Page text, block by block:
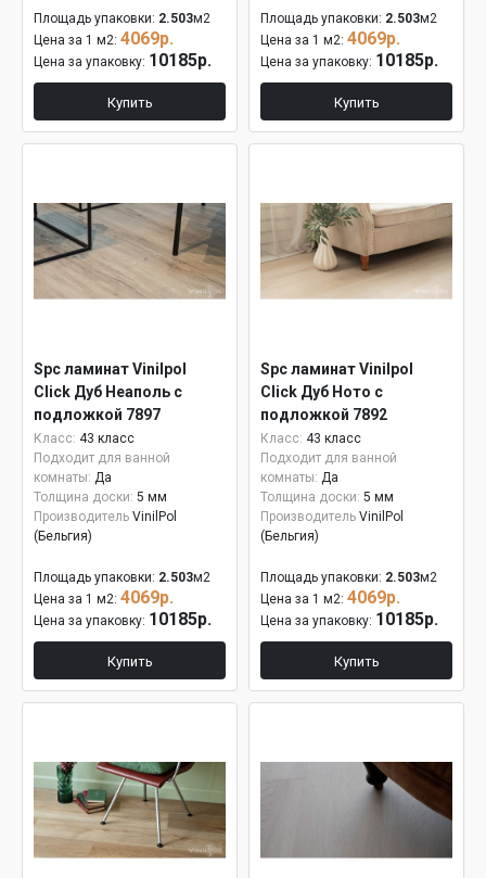
Площадь упаковки: 2.503м2
Цена за 1 м2: 4069р.
Цена за упаковку: 10185р.
Купить
Площадь упаковки: 2.503м2
Цена за 1 м2: 4069р.
Цена за упаковку: 10185р.
Купить
Spc ламинат Vinilpol
Click Дуб Неаполь с
подложкой 7897
Класс: 43 класс
Подходит для ванной
комнаты: Да
Толщина доски: 5 мм
Производитель VinilPol
(Бельгия)
Площадь упаковки: 2.503м2
Цена за 1 м2: 4069р.
Цена за упаковку: 10185р.
Купить
Spc ламинат Vinilpol
Click Дуб Ното с
подложкой 7892
Класс: 43 класс
Подходит для ванной
комнаты: Да
Толщина доски: 5 мм
Производитель VinilPol
(Бельгия)
Площадь упаковки: 2.503м2
Цена за 1 м2: 4069р.
Цена за упаковку: 10185р.
Купить